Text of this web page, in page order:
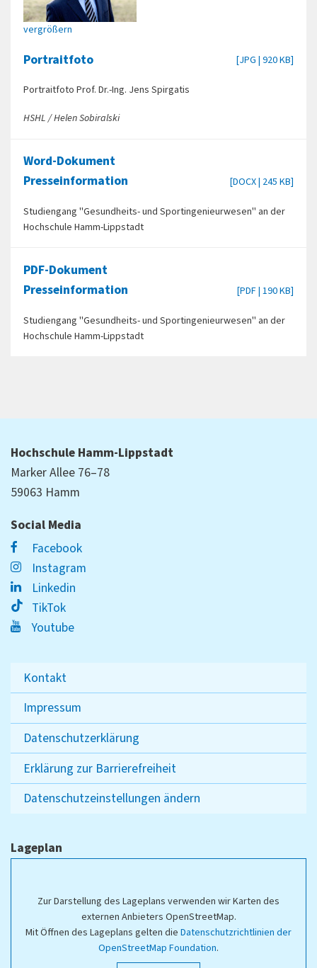
vergrößern
Portraitfoto [JPG | 920 KB]
Portraitfoto Prof. Dr.-Ing. Jens Spirgatis
HSHL / Helen Sobiralski
Word-Dokument
Presseinformation
[DOCX | 245 KB]
Studiengang "Gesundheits- und Sportingenieurwesen" an der
Hochschule Hamm-Lippstadt
PDF-Dokument
Presseinformation
[PDF | 190 KB]
Studiengang "Gesundheits- und Sportingenieurwesen" an der
Hochschule Hamm-Lippstadt
Hochschule Hamm-Lippstadt
Marker Allee 76–78
59063 Hamm
Social Media
Facebook
Instagram
Linkedin
TikTok
Youtube
Kontakt
Impressum
Datenschutzerklärung
Erklärung zur Barrierefreiheit
Datenschutzeinstellungen ändern
Lageplan
Zur Darstellung des Lageplans verwenden wir Karten des
externen Anbieters OpenStreetMap.
Mit Öffnen des Lageplans gelten die Datenschutzrichtlinien der
OpenStreetMap Foundation.